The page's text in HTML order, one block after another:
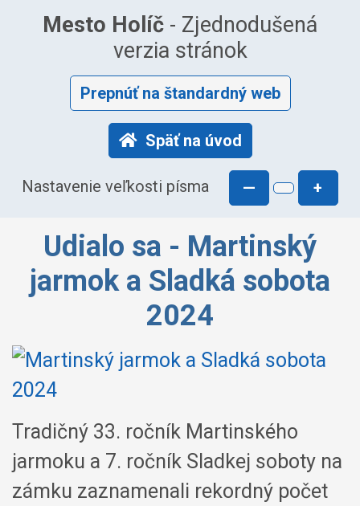
Mesto Holíč - Zjednodušená
verzia stránok
Prepnúť na štandardný web
Späť na úvod
Nastavenie veľkosti písma — +
Udialo sa - Martinský
jarmok a Sladká sobota
2024
Tradičný 33. ročník Martinského
jarmoku a 7. ročník Sladkej soboty na
zámku zaznamenali rekordný počet